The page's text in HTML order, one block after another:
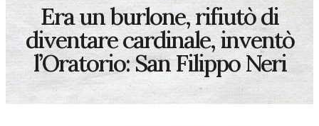
Era un burlone, rifiutò di
diventare cardinale, inventò
l’Oratorio: San Filippo Neri